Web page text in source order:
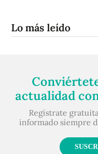
Lo más leído
actualidad
Regístrate
informado siempre